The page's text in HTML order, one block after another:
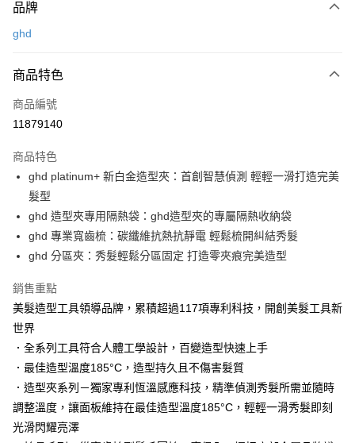
信用卡一次付款
Apple Pay
街口支付
Google Pay
AFTEE先享後付
相關說明
【關於「AFTEE先享後付」】
AFTEE先享後付是「在收到商品之後才付款」的支付方式。 讓您購物簡單
便利好安心！
２．便利：只要手機號碼，簡訊認證，即可結帳。
３．安心：先確認商品／服務後，再付款。
【「AFTEE先享後付」結帳流程】
１．於結帳方式選擇「AFTEE先享後付」後，將跳轉至「AFTEE先享後付」
２．訂單成立數日內，您將收到繳費通知簡訊。
３．收到繳費通知簡訊後14天內，點擊此簡訊中的連結，可透過四大超商／
ATM／網路銀行／等多元方式進行付款，方視為交易完成。
※ 請注意：結帳手續完成當下不需立刻繳費，但若您需要取消訂單，請聯絡
購買商品的店家。未經商家同意取消之訂單仍視為有效，需透過AFTEE先享
運送方式
宅配-離島
每筆NT$320，滿NT$3,000(含以上)免運費
品牌
ghd
商品特色
商品編號
11879140
商品特色
ghd platinum+ 新白金造型夾：首創智慧偵測 輕輕一滑打造完美
髮型
ghd 造型夾專用隔熱袋：ghd造型夾的專屬隔熱收納袋
ghd 專業寬齒梳：碳纖維抗熱抗靜電 輕鬆梳開糾結秀髮
ghd 分區夾：秀髮輕鬆分區固定 打造零夾痕完美造型
銷售重點
美髮造型工具領導品牌，累積超過117項專利科技，開創美髮工具新
世界
．全系列工具符合人體工學設計，百變造型快速上手
．最佳造型溫度185°C，造型持久且不傷害髮質
．造型夾系列－獨家專利恆溫感應科技，精準偵測秀髮所需並隨時
調整溫度，讓面板維持在最佳造型溫度185°C，輕輕一滑秀髮即刻
光滑閃耀亮澤